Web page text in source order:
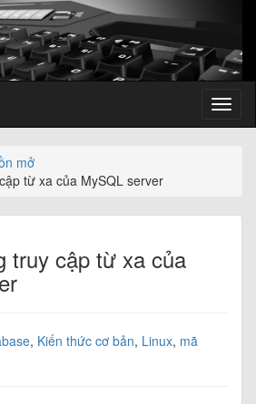
T
o
n
mở
từ xa của MySQL server
truy cập từ xa của
, Kiến thức cơ bản, Linux, mã